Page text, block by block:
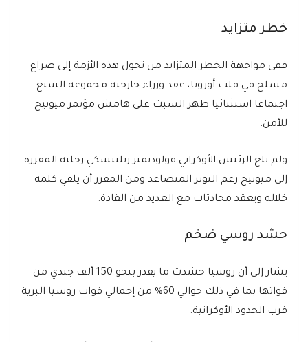
خطر متزايد
ففي مواجهة الخطر المتزايد من تحول هذه الأزمة إلى صراع
مسلح في قلب أوروبا، عقد وزراء خارجية مجموعة السبع
اجتماعا استثنائيا ظهر السبت على هامش مؤتمر ميونيخ
للأمن.
ولم يلغ الرئيس الأوكراني فولوديمير زيلينسكي رحلته المقررة
إلى ميونيخ رغم التوتر المتصاعد ومن المقرر أن يلقي كلمة
خلاله ويعقد محادثات مع العديد من القادة.
حشد روسي ضخم
يشار إلى أن روسيا حشدت ما يقدر بنحو 150 ألف جندي من
قواتها بما في ذلك حوالي 60% من إجمالي قوات روسيا البرية
قرب الحدود الأوكرانية.